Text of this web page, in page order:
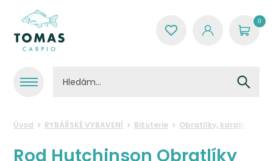
0
Úvod RYBÁŘSKÉ VYBAVENÍ Bižuterie Obratlíky, karabinky,
Rod Hutchinson Obratlíky